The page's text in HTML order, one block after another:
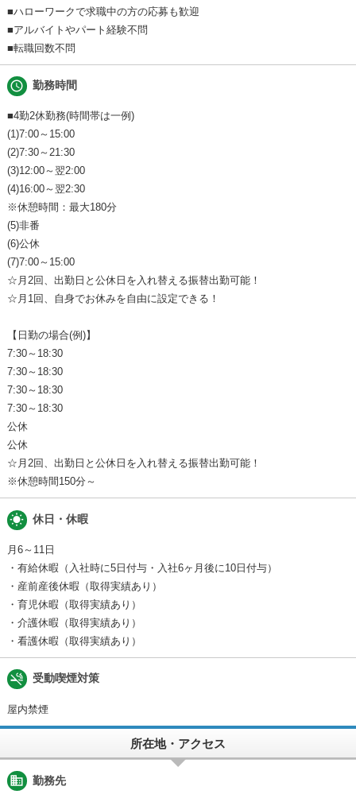
■ハローワークで求職中の方の応募も歓迎
■アルバイトやパート経験不問
■転職回数不問
schedule 勤務時間
■4勤2休勤務(時間帯は一例)
(1)7:00～15:00
(2)7:30～21:30
(3)12:00～翌2:00
(4)16:00～翌2:30
※休憩時間：最大180分
(5)非番
(6)公休
(7)7:00～15:00
☆月2回、出勤日と公休日を入れ替える振替出勤可能！
☆月1回、自身でお休みを自由に設定できる！
【日勤の場合(例)】
7:30～18:30
7:30～18:30
7:30～18:30
7:30～18:30
公休
公休
☆月2回、出勤日と公休日を入れ替える振替出勤可能！
※休憩時間150分～
wb_sunny 休日・休暇
月6～11日
・有給休暇（入社時に5日付与・入社6ヶ月後に10日付与）
・産前産後休暇（取得実績あり）
・育児休暇（取得実績あり）
・介護休暇（取得実績あり）
・看護休暇（取得実績あり）
smoke_free 受動喫煙対策
屋内禁煙
所在地・アクセス
business 勤務先